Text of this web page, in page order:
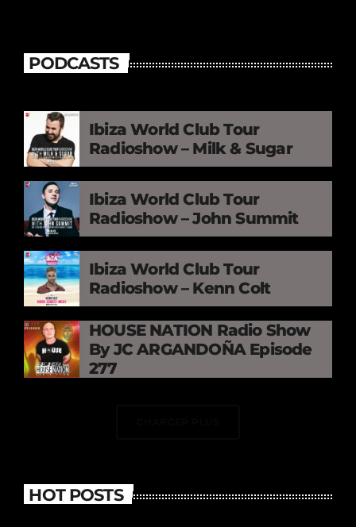
PODCASTS
Ibiza World Club Tour
Radioshow – Milk & Sugar
Ibiza World Club Tour
Radioshow – John Summit
Ibiza World Club Tour
Radioshow – Kenn Colt
HOUSE NATION Radio Show
By JC ARGANDOÑA Episode
277
HOT POSTS